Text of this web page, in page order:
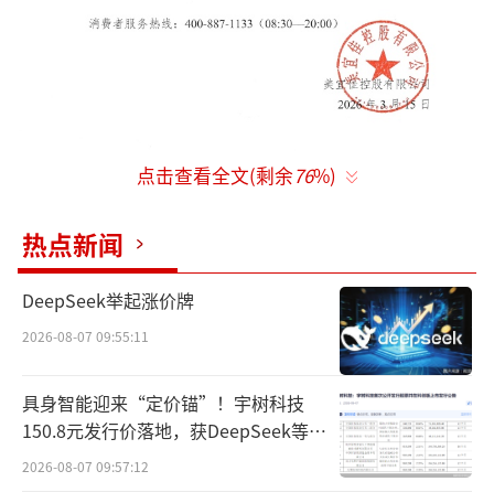
文丨李振兴
3月14日，《广东3・15晚会》曝光连锁便
利店品牌美宜佳存在大规模售假烟乱象，广
州、佛山、东莞三地10家暗访门店均被查出问
题卷烟，引发社会广泛关注。3月15日，美宜佳
官方发布致歉声明，承认管理漏洞并宣布多项
整改措施，广东省烟草专卖局同步开展全省专
点击查看全文(剩余76%)
热点新闻
DeepSeek举起涨价牌
2026-08-07 09:55:11
具身智能迎来“定价锚”！宇树科技
150.8元发行价落地，获DeepSeek等豪
华战配加持
2026-08-07 09:57:12